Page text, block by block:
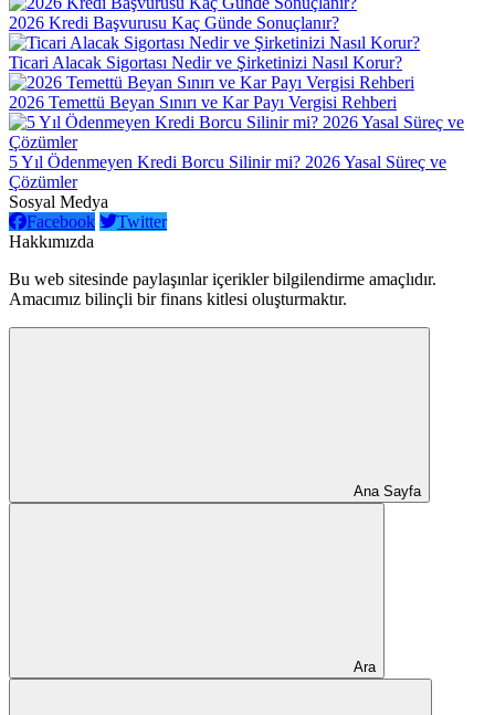
2026 Kredi Başvurusu Kaç Günde Sonuçlanır?
Ticari Alacak Sigortası Nedir ve Şirketinizi Nasıl Korur?
2026 Temettü Beyan Sınırı ve Kar Payı Vergisi Rehberi
5 Yıl Ödenmeyen Kredi Borcu Silinir mi? 2026 Yasal Süreç ve
Çözümler
Sosyal Medya
Facebook
Twitter
Hakkımızda
Bu web sitesinde paylaşınlar içerikler bilgilendirme amaçlıdır.
Amacımız bilinçli bir finans kitlesi oluşturmaktır.
Ana Sayfa
Ara